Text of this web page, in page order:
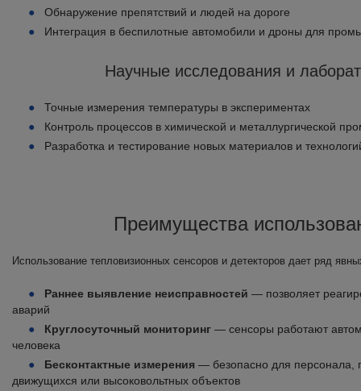
Обнаружение препятствий и людей на дороге
Интеграция в беспилотные автомобили и дроны для
Научные исследования и
Точные измерения температуры в экспериментах
Контроль процессов в химической и металлургической
Разработка и тестирование новых материалов и
Преимущества
Использование тепловизионных сенсоров и детекторов дает ряд
Раннее выявление неисправностей — позволяет
аварий
Круглосуточный мониторинг — сенсоры работают
человека
Бесконтактные измерения — безопасно для персонала,
движущихся или высоковольтных объектов